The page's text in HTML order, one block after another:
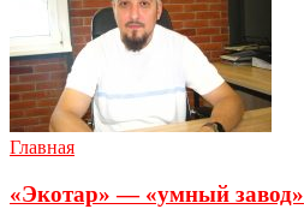
Главная
«Экотар» — «умный завод»